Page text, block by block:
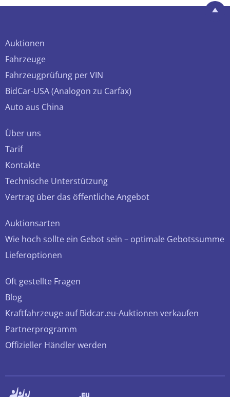
Auktionen
Fahrzeuge
Fahrzeugprüfung per VIN
BidCar-USA (Analogon zu Carfax)
Auto aus China
Über uns
Tarif
Kontakte
Technische Unterstützung
Vertrag über das öffentliche Angebot
Auktionsarten
Wie hoch sollte ein Gebot sein – optimale Gebotssumme
Lieferoptionen
Oft gestellte Fragen
Blog
Kraftfahrzeuge auf Bidcar.eu-Auktionen verkaufen
Partnerprogramm
Offizieller Händler werden